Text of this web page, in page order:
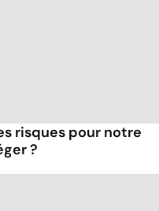
risques pour notre
?